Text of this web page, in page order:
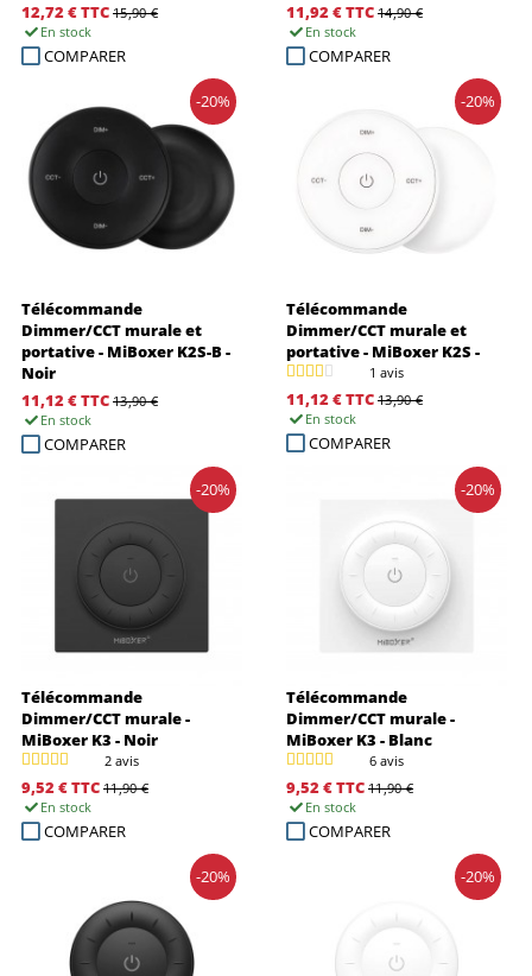
12,72 €TTC 15,90 €
En stock
COMPARER
11,92 €TTC 14,90 €
En stock
COMPARER
Télécommande
Dimmer/CCT murale et
portative - MiBoxer K2S-B -
Noir
-20%
11,12 €TTC 13,90 €
En stock
COMPARER
Télécommande
Dimmer/CCT murale et
portative - MiBoxer K2S -
Blanc
1 avis
-20%
11,12 €TTC 13,90 €
En stock
COMPARER
Télécommande
Dimmer/CCT murale -
MiBoxer K3 - Noir
2 avis
-20%
9,52 €TTC 11,90 €
En stock
COMPARER
Télécommande
Dimmer/CCT murale -
MiBoxer K3 - Blanc
6 avis
-20%
9,52 €TTC 11,90 €
En stock
COMPARER
-20% -20%